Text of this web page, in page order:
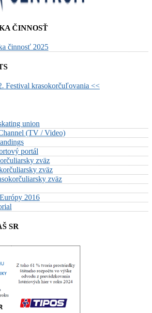
ČINNOSŤ
činnosť 2025
Festival krasokorčuľovania <<
union
(TV / Video)
portál
zväz
zväz
zväz
2016
SR